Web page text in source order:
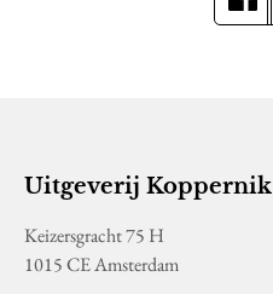
Uitgeverij Koppernik
Keizersgracht 75 H
1015 CE Amsterdam